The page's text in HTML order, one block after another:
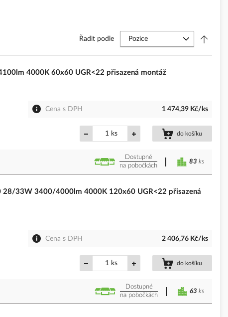
Řadit podle
4000K 60x60 UGR<22 přisazená montáž
Cena s DPH 1 474,39 Kč/ks
ks do košíku
Dostupné
na pobočkách
83 ks
28/33W 3400/4000lm 4000K 120x60 UGR<22 přisazená
Cena s DPH 2 406,76 Kč/ks
ks do košíku
Dostupné
na pobočkách
63 ks